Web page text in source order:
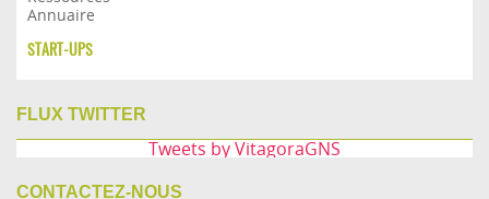
Annuaire
START-UPS
FLUX TWITTER
Tweets by VitagoraGNS
CONTACTEZ-NOUS